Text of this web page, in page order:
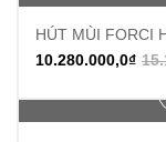
HÚT MÙI FORCI
10.280.000,0₫